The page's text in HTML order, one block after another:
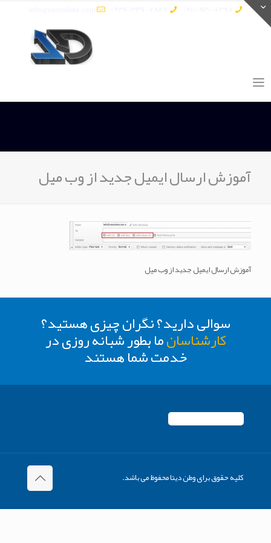
آموزش ارسال ایمیل جدید از وب میل
آموزش ارسال ایمیل جدید از وب میل
سوالی دارید؟ نگران چیزی هستید؟
کارشناسانما بطور شبانه روزی در
خدمت شما هستند
کلیه حقوق برای وطن دیتا محفوظ می باشد.